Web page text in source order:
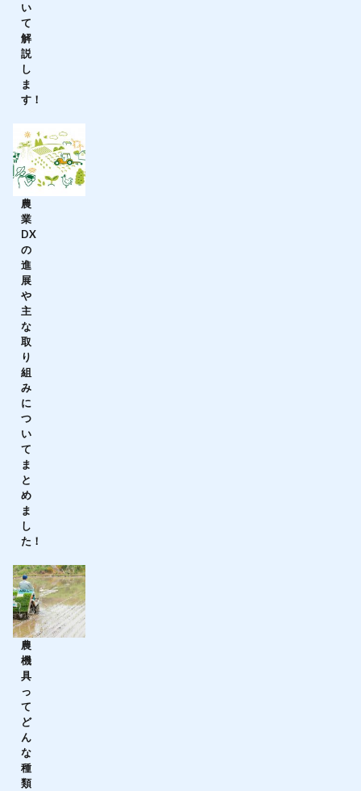
い
て
解
説
し
ま
す！
農
業
DX
の
進
展
や
主
な
取
り
組
み
に
つ
い
て
ま
と
め
ま
し
た！
農
機
具
っ
て
ど
ん
な
種
類